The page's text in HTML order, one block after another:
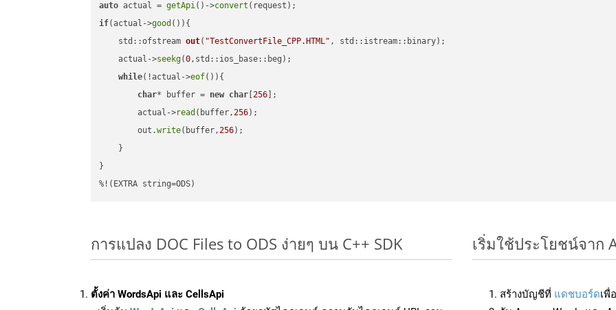
auto actual = getApi()->convert
if(actual->good ()){
std::ofstream out( "TestConvertFile_CPP.HTML" , std::istream::binary) ;
    actual->
seekg(0,std::ios_base::beg);
while(!actual->eof()){
char* buffer = new char [256 ];
        actual->
read (buffer,256);
        out.
write(buffer,256);
    }
}
%!(EXTRA string=ODS)
การแปลง DOC Files to ODS ง่ายๆ บน C++ SDK
ตั้งค่า WordsApi และ CellsApi
เริ่มใช้ประโยชน์จาก
สร้างบัญชีที่ แดชบอร์ดเพื่